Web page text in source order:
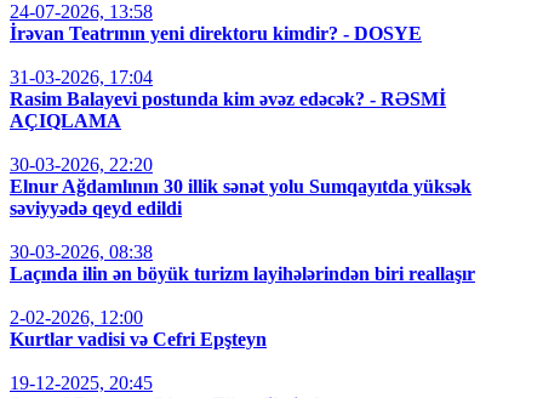
24-07-2026, 13:58
İrəvan Teatrının yeni direktoru kimdir? - DOSYE
31-03-2026, 17:04
Rasim Balayevi postunda kim əvəz edəcək? - RƏSMİ
AÇIQLAMA
30-03-2026, 22:20
Elnur Ağdamlının 30 illik sənət yolu Sumqayıtda yüksək
səviyyədə qeyd edildi
30-03-2026, 08:38
Laçında ilin ən böyük turizm layihələrindən biri reallaşır
2-02-2026, 12:00
Kurtlar vadisi və Cefri Epşteyn
19-12-2025, 20:45